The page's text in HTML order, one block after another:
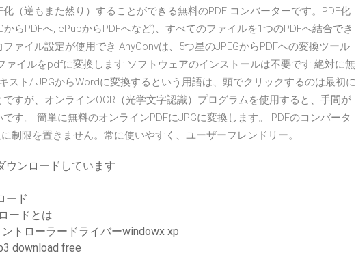
（逆もまた然り）することができる無料のPDF コンバーターです。PDF化
からPDFへ, ePubからPDFへなど)、すべてのファイルを1つのPDFへ結合でき
ァイル設定が使用でき AnyConvは、5つ星のJPEGからPDFへの変換ツール
ァイルをpdfに変換します ソフトウェアのインストールは不要です 絶対に無
スト/ JPGからWordに変換するという用語は、頭でクリックするのは最初に
すが、オンラインOCR（光学文字認識）プログラムを使用すると、手間が
す。 簡単に無料のオンラインPDFにJPGに変換します。 PDFのコンバータ
制限を置きません。常に使いやすく、ユーザーフレンドリー。
ウンロードしています
ード
ードとは
トローラードライバーwindowx xp
download free